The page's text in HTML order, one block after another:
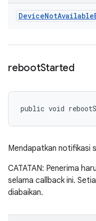
DeviceNotAvailable
rebootStarted
public void
Mendapatkan notifikasi
CATATAN: Penerima
selama callback ini.
diabaikan.